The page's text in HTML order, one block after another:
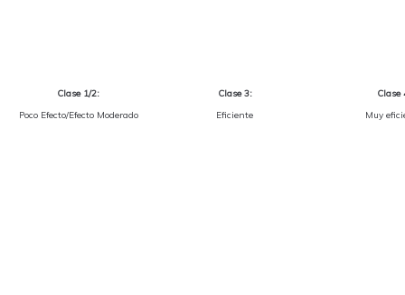
Clase 1/2:
Poco Efecto/Efecto Moderado
Clase 3:
Eficiente
Clase
Muy